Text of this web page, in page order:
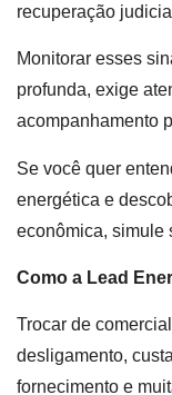
recuperação
Monitorar esses
profunda, exige
acompanhamento
Se você quer
energética e
econômica, simule
Como a Lead
Trocar de
desligamento,
fornecimento e